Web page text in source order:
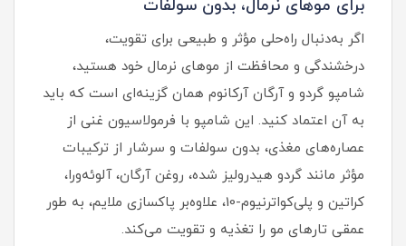
برای موهای نرمال، بدون سولفات
اگر به‌دنبال راه‌حلی مؤثر و طبیعی برای تقویت،
درخشندگی و محافظت از موهای نرمال خود هستید،
شامپو گردو و آرگان آرکانوم همان گزینه‌ای است که باید
به آن اعتماد کنید. این شامپو با فرمولاسیون غنی از
عصاره‌های مغذی، بدون سولفات و سرشار از ترکیبات
مؤثر مانند گردو هیدرولیز شده، روغن آرگان، آلوئه‌ورا،
کراتین و پلی‌کواترنیوم-10، علاوه‌بر پاکسازی ملایم، به طور
عمقی تارهای مو را تغذیه و تقویت می‌کند.